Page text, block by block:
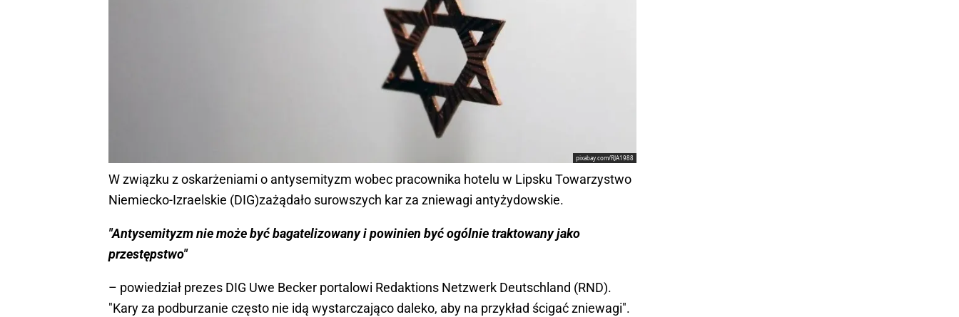
pixabay.com/RJA1988
W związku z oskarżeniami o antysemityzm wobec pracownika hotelu w Lipsku Towarzystwo
Niemiecko-Izraelskie (DIG)zażądało surowszych kar za zniewagi antyżydowskie.
"Antysemityzm nie może być bagatelizowany i powinien być ogólnie traktowany jako
przestępstwo"
– powiedział prezes DIG Uwe Becker portalowi Redaktions Netzwerk Deutschland (RND).
"Kary za podburzanie często nie idą wystarczająco daleko, aby na przykład ścigać zniewagi".